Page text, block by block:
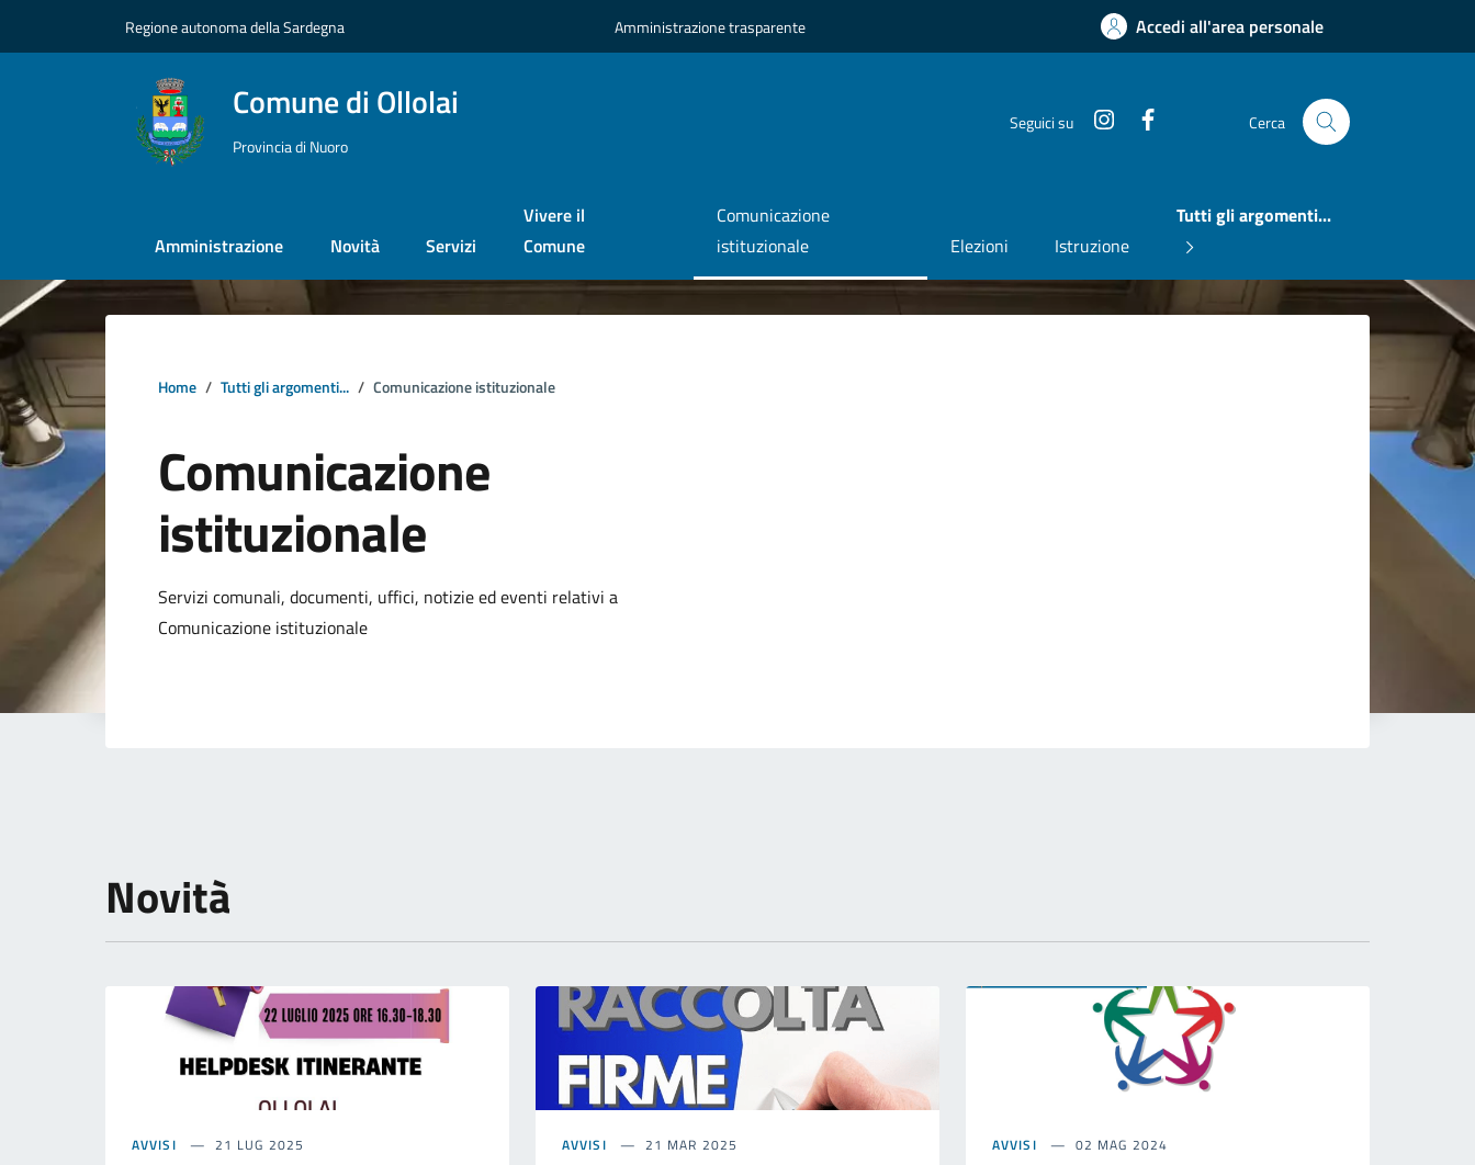
Regione autonoma della Sardegna Amministrazione trasparente Accedi all'area personale
Comune di Ollolai
Provincia di Nuoro
Seguici su Instagram Cerca
Amministrazione Novità Servizi
Vivere il
Comune
Comunicazione
istituzionale
Elezioni Istruzione
Tutti gli argomenti...
Home Tutti gli argomenti... Comunicazione istituzionale
Comunicazione
istituzionale
Dettagli della notizia
Servizi comunali, documenti, uffici, notizie ed eventi relativi a
Comunicazione istituzionale
Novità
AVVISI 21 LUG 2025 AVVISI 21 MAR 2025 AVVISI 02 MAG 2024